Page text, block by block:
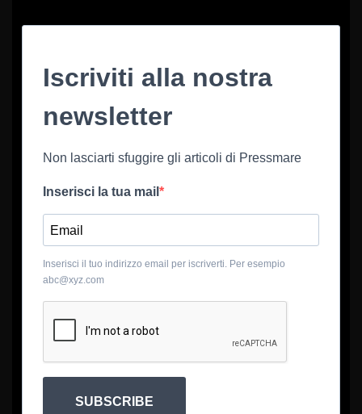
Iscriviti alla nostra
newsletter
Non lasciarti sfuggire gli articoli di Pressmare
Inserisci la tua mail
Inserisci il tuo indirizzo email per iscriverti. Per esempio
abc@xyz.com
SUBSCRIBE